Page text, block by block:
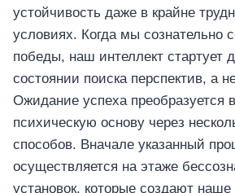
устойчивость даже в крайне
условиях. Когда мы сознательно
победы, наш интеллект стартует
состоянии поиска перспектив, а
Ожидание успеха преобразуется
психическую основу через
способов. Вначале указанный
осуществляется на этаже
установок, которые создают